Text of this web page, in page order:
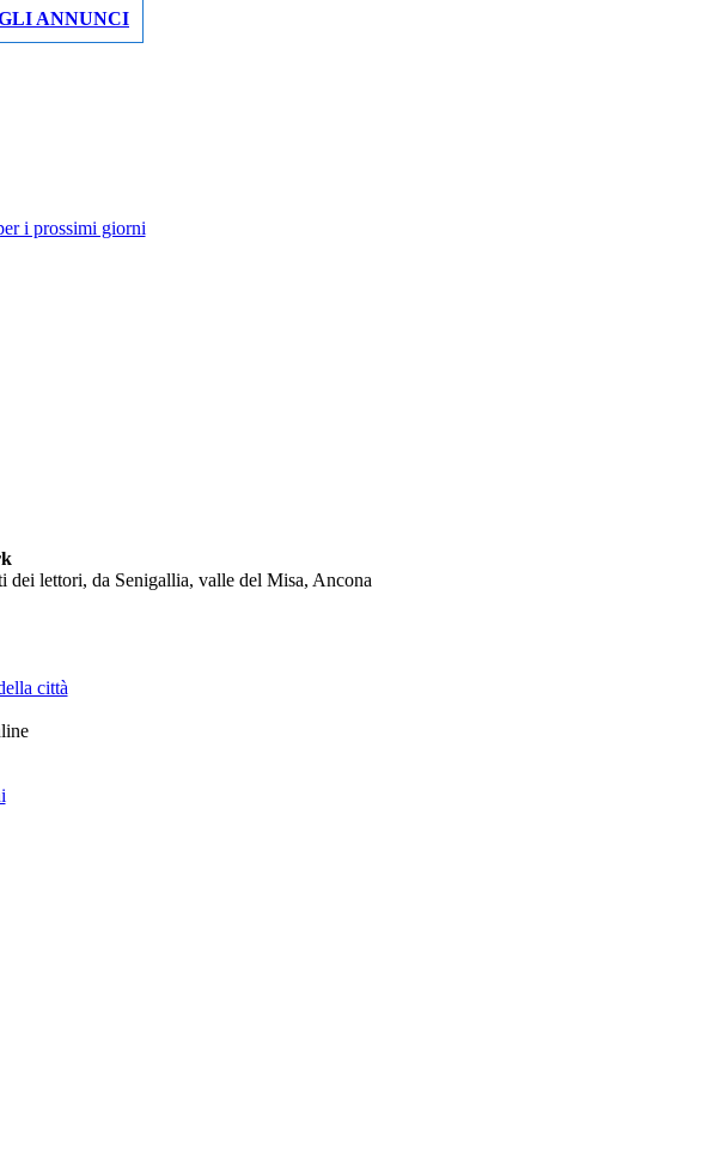
ANNUNCI
i prossimi giorni
lettori, da Senigallia, valle del Misa, Ancona
città